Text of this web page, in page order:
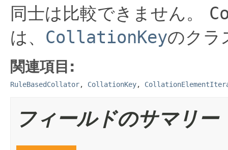
同士は比較できません。
は、 CollationKeyのクラ
関連項目:
RuleBasedCollator, CollationKey,
フィールドのサマリー